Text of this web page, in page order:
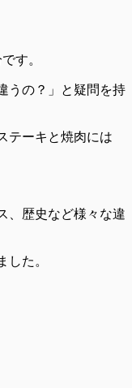
です。
うの？」と疑問を持
テーキと焼肉には
、歴史など様々な違
した。